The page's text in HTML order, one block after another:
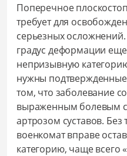
Поперечное
требует для
серьезных
градус деформации
непризывную
нужны
том, что заболевание
выраженным болевым
артрозом суставов. Без
военкомат вправе
категорию, чаще всего